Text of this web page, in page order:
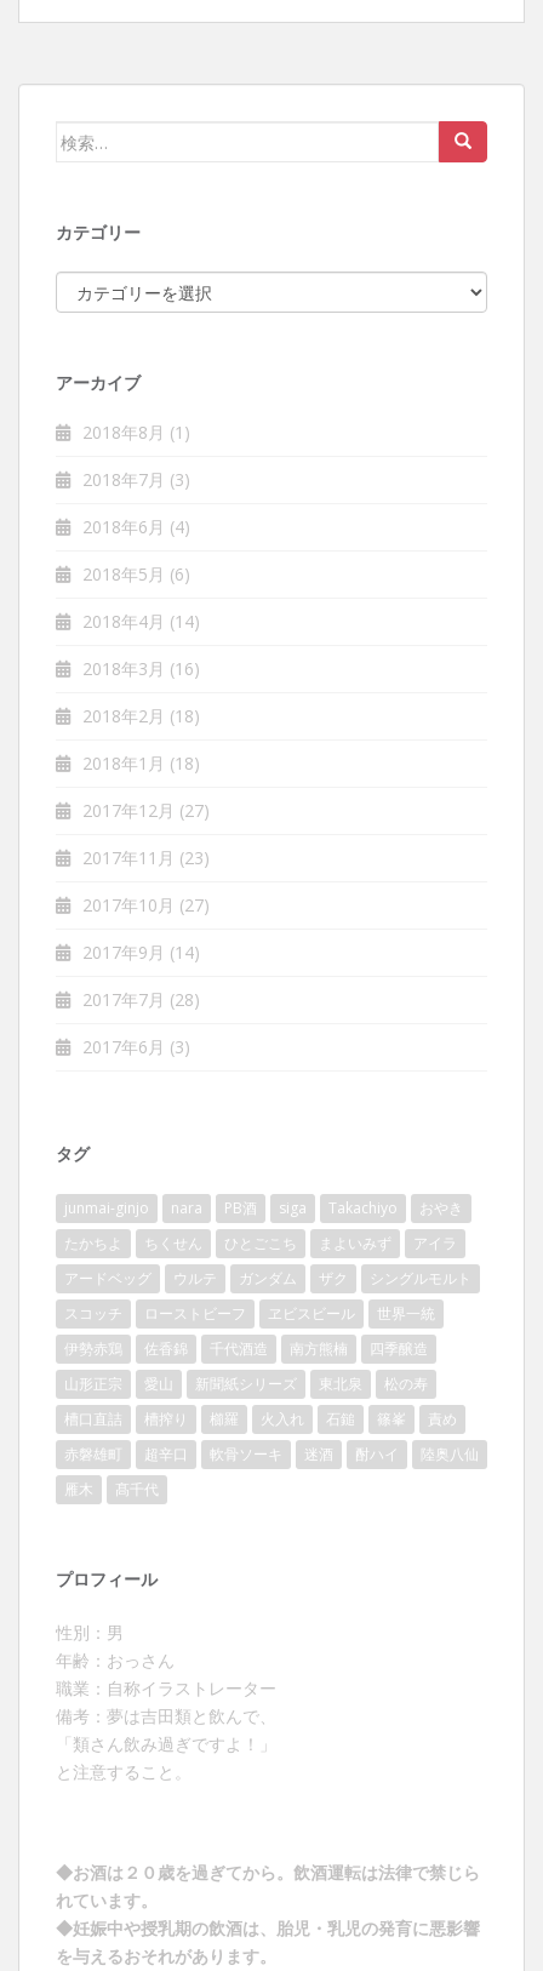
検索:
カテゴリー
カテゴリー
アーカイブ
2018年8月 (1)
2018年7月 (3)
2018年6月 (4)
2018年5月 (6)
2018年4月 (14)
2018年3月 (16)
2018年2月 (18)
2018年1月 (18)
2017年12月 (27)
2017年11月 (23)
2017年10月 (27)
2017年9月 (14)
2017年7月 (28)
2017年6月 (3)
タグ
junmai-ginjo nara PB酒 siga Takachiyo
おやき
たかちよ
ちくせん ひとごこち まよいみず
アイラ
アードベッグ
ウルテ ガンダム ザク
シングルモルト
スコッチ
ローストビーフ ヱビスビール
世界一統
伊勢赤鶏
佐香錦 千代酒造 南方熊楠
四季醸造
山形正宗
愛山 新聞紙シリーズ 東北泉
松の寿
槽口直詰
槽搾り 櫛羅 火入れ 石鎚 篠峯
責め
赤磐雄町
超辛口 軟骨ソーキ 迷酒 酎ハイ
陸奥八仙
雁木
髙千代
プロフィール
性別：男
年齢：おっさん
職業：自称イラストレーター
備考：夢は吉田類と飲んで、
「類さん飲み過ぎですよ！」
と注意すること。
◆お酒は２０歳を過ぎてから。飲酒運転は法律で禁じら
れています。
◆妊娠中や授乳期の飲酒は、胎児・乳児の発育に悪影響
を与えるおそれがあります。